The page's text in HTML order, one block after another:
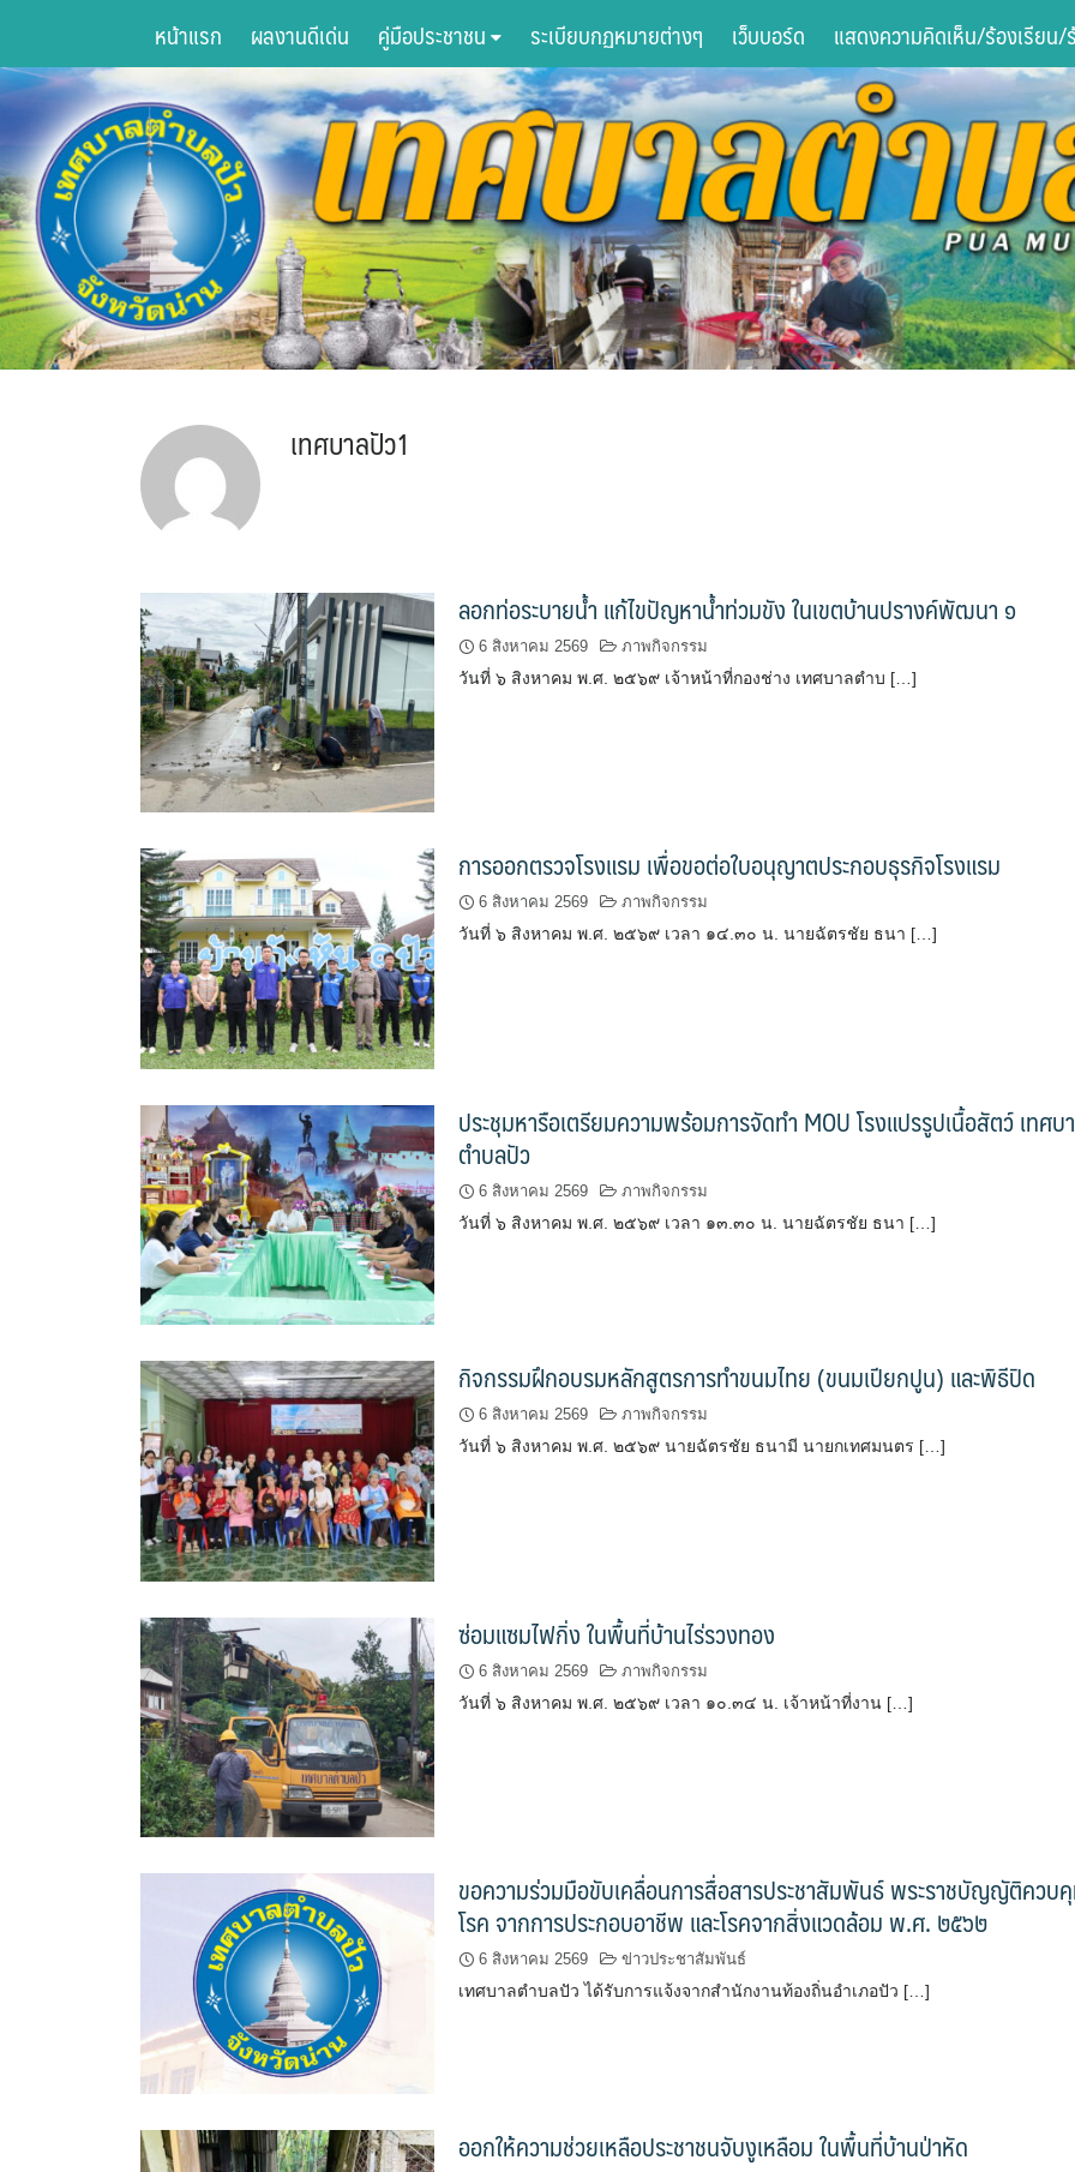
content
หน้าแรก ผลงานดีเด่น คู่มือประชาชน ระเบียบกฏหมายต่างๆ เว็บบอร์ด แสดงความคิดเห็น/ร้องเรียน
เทศบาลปัว1
ลอกท่อระบายน้ำ แก้ไขปัญหาน้ำท่วมขัง ในเขตบ้านปรางค์พัฒนา ๑
6 สิงหาคม 2569 ภาพกิจกรรม
วันที่ ๖ สิงหาคม พ.ศ. ๒๕๖๙ เจ้าหน้าที่กองช่าง เทศบาลตำบ […]
การออกตรวจโรงแรม เพื่อขอต่อใบอนุญาตประกอบธุรกิจโรงแรม
6 สิงหาคม 2569 ภาพกิจกรรม
วันที่ ๖ สิงหาคม พ.ศ. ๒๕๖๙ เวลา ๑๔.๓๐ น. นายฉัตรชัย ธนา […]
ประชุมหารือเตรียมความพร้อมการจัดทำ MOU โรงแปรรูปเนื้อสัตว์ เทศบ
ตำบลปัว
6 สิงหาคม 2569 ภาพกิจกรรม
วันที่ ๖ สิงหาคม พ.ศ. ๒๕๖๙ เวลา ๑๓.๓๐ น. นายฉัตรชัย ธนา […]
กิจกรรมฝึกอบรมหลักสูตรการทำขนมไทย (ขนมเปียกปูน) และพิธีปิด
6 สิงหาคม 2569 ภาพกิจกรรม
วันที่ ๖ สิงหาคม พ.ศ. ๒๕๖๙ นายฉัตรชัย ธนามี นายกเทศมนตร […]
ซ่อมแซมไฟกิ่ง ในพื้นที่บ้านไร่รวงทอง
6 สิงหาคม 2569 ภาพกิจกรรม
วันที่ ๖ สิงหาคม พ.ศ. ๒๕๖๙ เวลา ๑๐.๓๔ น. เจ้าหน้าที่งาน […]
ขอความร่วมมือขับเคลื่อนการสื่อสารประชาสัมพันธ์ พระราชบัญญัติควบ
โรค จากการประกอบอาชีพ และโรคจากสิ่งแวดล้อม พ.ศ. ๒๕๖๒
6 สิงหาคม 2569 ข่าวประชาสัมพันธ์
เทศบาลตำบลปัว ได้รับการแจ้งจากสำนักงานท้องถิ่นอำเภอปัว […]
ออกให้ความช่วยเหลือประชาชนจับงูเหลือม ในพื้นที่บ้านป่าหัด